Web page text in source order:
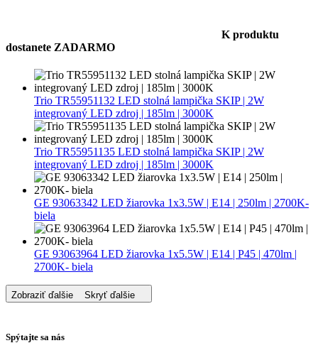
K produktu
dostanete ZADARMO
Trio TR55951132 LED stolná lampička SKIP | 2W
integrovaný LED zdroj | 185lm | 3000K
Trio TR55951135 LED stolná lampička SKIP | 2W
integrovaný LED zdroj | 185lm | 3000K
GE 93063342 LED žiarovka 1x3.5W | E14 | 250lm | 2700K-
biela
GE 93063964 LED žiarovka 1x5.5W | E14 | P45 | 470lm |
2700K- biela
Zobraziť ďalšie Skryť ďalšie
Spýtajte sa nás